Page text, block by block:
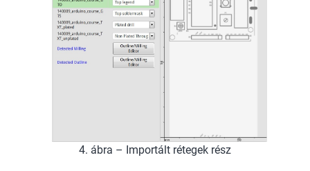
4. ábra – Importált rétegek rész